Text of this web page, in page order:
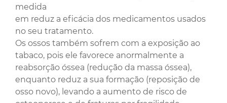
medida
em reduz a eficácia dos medicamentos usados
no seu tratamento.
Os ossos também sofrem com a exposição ao
tabaco, pois ele favorece anormalmente a
reabsorção óssea (redução da massa óssea),
enquanto reduz a sua formação (reposição de
osso novo), levando a aumento de risco de